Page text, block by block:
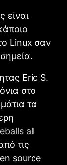
είναι
Linux σαν
Eric S.
στο
τα
all
τις
source